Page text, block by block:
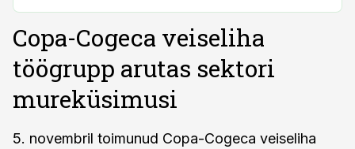
Copa-Cogeca veiseliha
töögrupp arutas sektori
mureküsimusi
5. novembril toimunud Copa-Cogeca veiseliha